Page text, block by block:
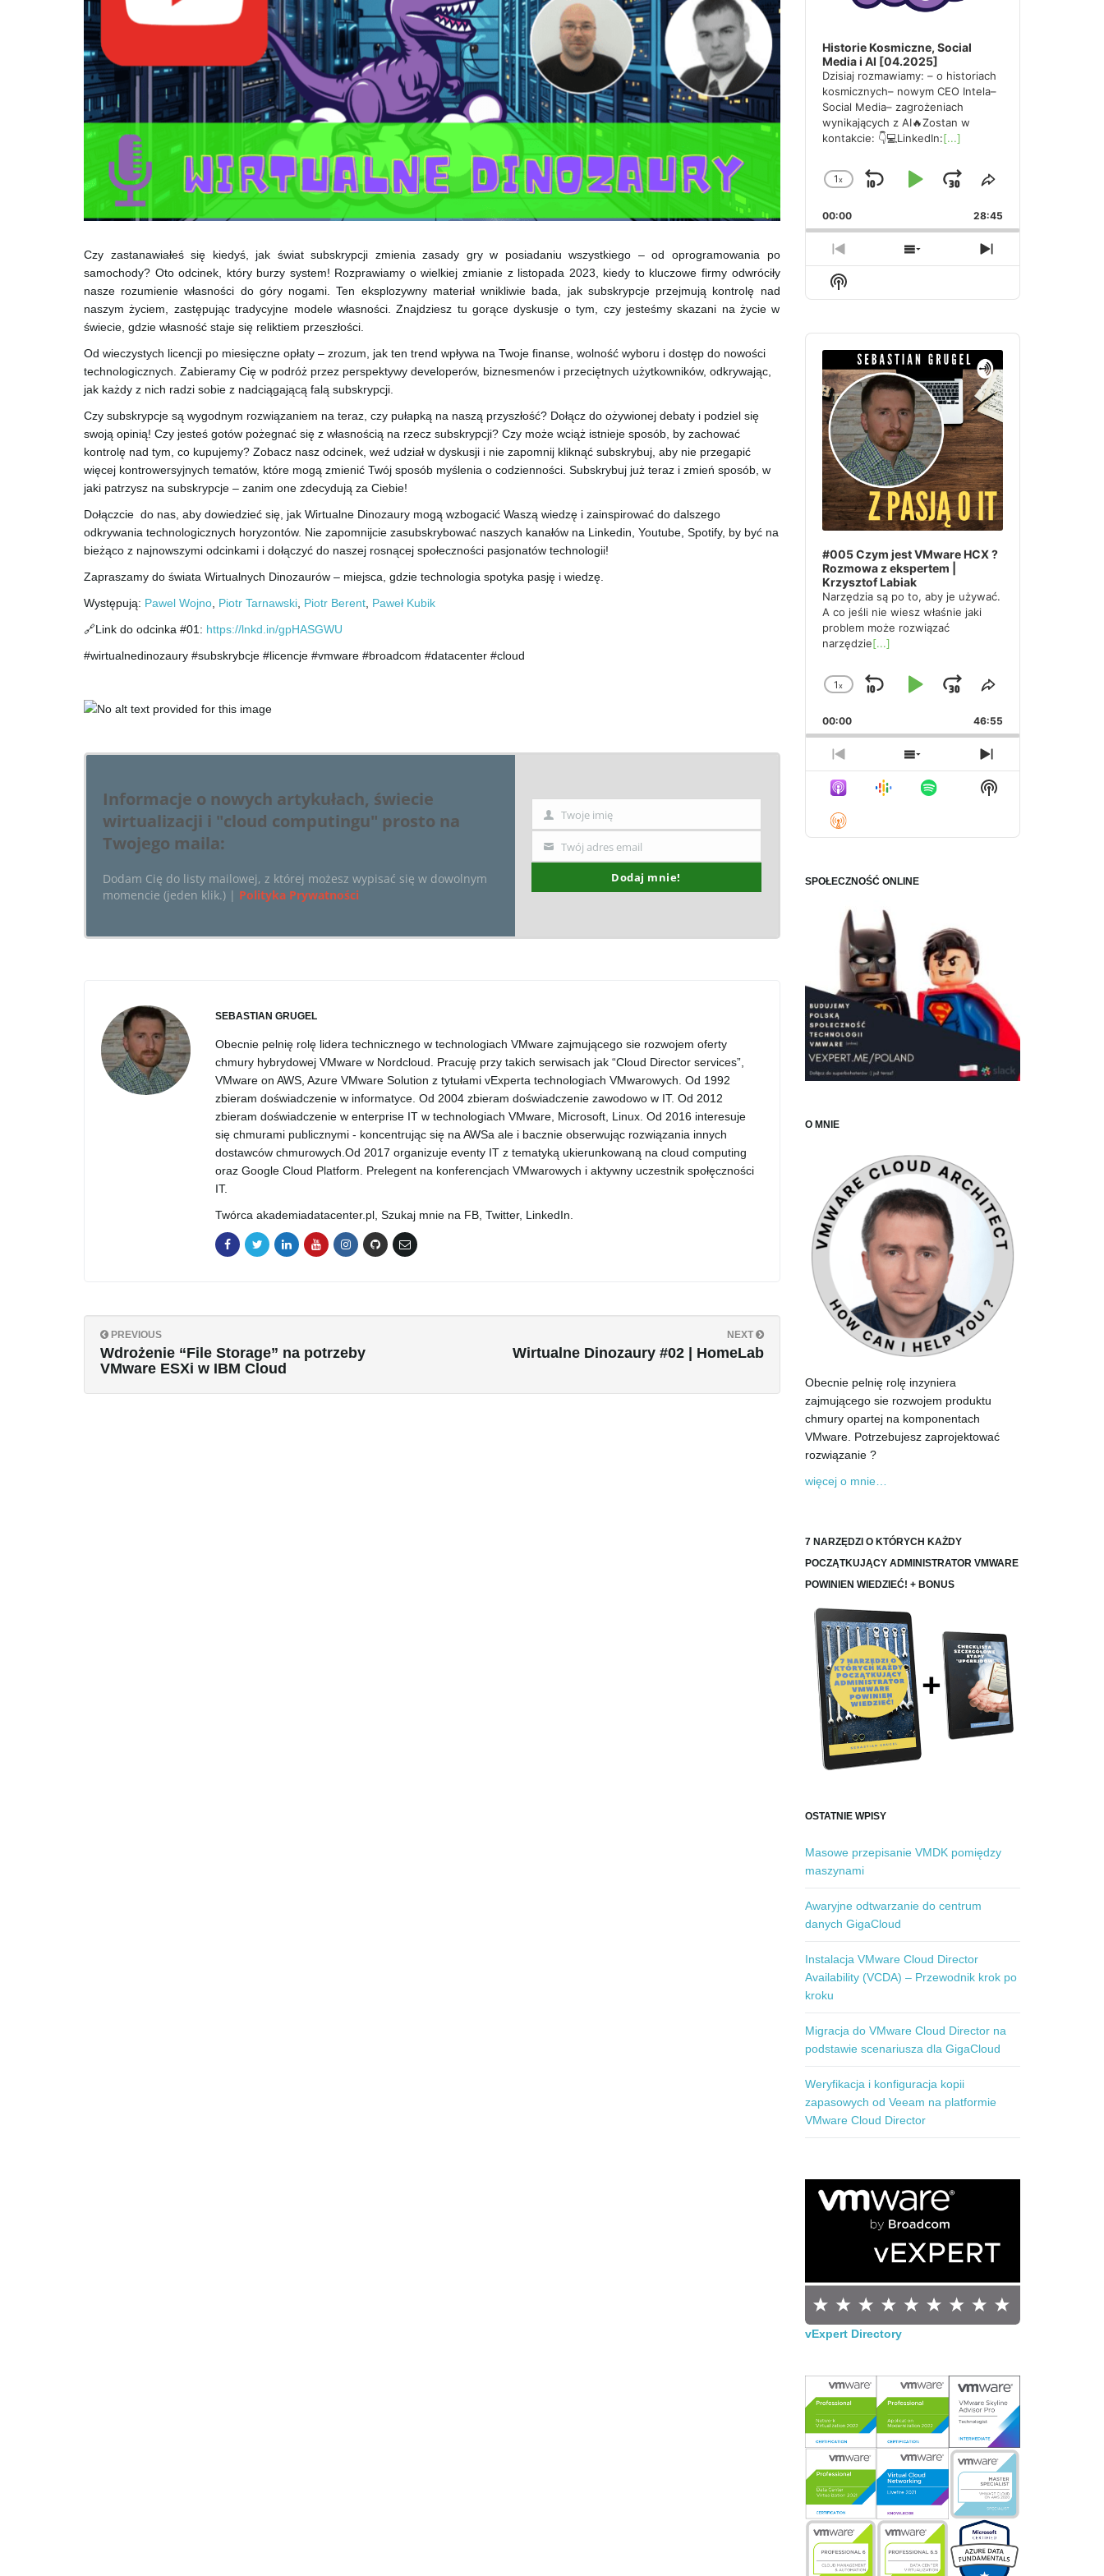
Czy zastanawiałeś się kiedyś, jak świat subskrypcji zmienia zasady gry w posiadaniu wszystkiego – od oprogramowania po
samochody? Oto odcinek, który burzy system! Rozprawiamy o wielkiej zmianie z listopada 2023, kiedy to kluczowe firmy odwróciły
nasze rozumienie własności do góry nogami. Ten eksplozywny materiał wnikliwie bada, jak subskrypcje przejmują kontrolę nad
naszym życiem, zastępując tradycyjne modele własności. Znajdziesz tu gorące dyskusje o tym, czy jesteśmy skazani na życie w
świecie, gdzie własność staje się reliktiem przeszłości.
Od wieczystych licencji po miesięczne opłaty – zrozum, jak ten trend wpływa na Twoje finanse, wolność wyboru i dostęp do nowości
technologicznych. Zabieramy Cię w podróż przez perspektywy developerów, biznesmenów i przeciętnych użytkowników, odkrywając,
jak każdy z nich radzi sobie z nadciągającą falą subskrypcji.
Czy subskrypcje są wygodnym rozwiązaniem na teraz, czy pułapką na naszą przyszłość? Dołącz do ożywionej debaty i podziel się
swoją opinią! Czy jesteś gotów pożegnać się z własnością na rzecz subskrypcji? Czy może wciąż istnieje sposób, by zachować
kontrolę nad tym, co kupujemy? Zobacz nasz odcinek, weź udział w dyskusji i nie zapomnij kliknąć subskrybuj, aby nie przegapić
więcej kontrowersyjnych tematów, które mogą zmienić Twój sposób myślenia o codzienności. Subskrybuj już teraz i zmień sposób, w
jaki patrzysz na subskrypcje – zanim one zdecydują za Ciebie!
Dołączcie do nas, aby dowiedzieć się, jak Wirtualne Dinozaury mogą wzbogacić Waszą wiedzę i zainspirować do dalszego
odkrywania technologicznych horyzontów. Nie zapomnijcie zasubskrybować naszych kanałów na Linkedin, Youtube, Spotify, by być na
bieżąco z najnowszymi odcinkami i dołączyć do naszej rosnącej społeczności pasjonatów technologii!
Zapraszamy do świata Wirtualnych Dinozaurów – miejsca, gdzie technologia spotyka pasję i wiedzę.
Występują: Pawel Wojno Piotr Tarnawski Piotr Berent Paweł Kubik
🔗Link do odcinka #01: https://lnkd.in/gpHASGWU
#wirtualnedinozaury #subskrybcje #licencje #vmware #broadcom #datacenter #cloud
Informacje o nowych artykułach, świecie
wirtualizacji i "cloud computingu" prosto na
Twojego maila:
Dodam Cię do listy mailowej, z której możesz wypisać się w dowolnym
momencie (jeden klik.) | Polityka Prywatności
Imię Twoje imię
Twój Twój adres email
Dodaj mnie!
SEBASTIAN GRUGEL
Obecnie pelnię rolę lidera technicznego w technologiach VMware zajmującego sie rozwojem oferty
chmury hybrydowej VMware w Nordcloud. Pracuję przy takich serwisach jak “Cloud Director services”,
VMware on AWS, Azure VMware Solution z tytułami vExperta technologiach VMwarowych. Od 1992
zbieram doświadczenie w informatyce. Od 2004 zbieram doświadczenie zawodowo w IT. Od 2012
zbieram doświadczenie w enterprise IT w technologiach VMware, Microsoft, Linux. Od 2016 interesuje
się chmurami publicznymi - koncentrując się na AWSa ale i bacznie obserwując rozwiązania innych
dostawców chmurowych.Od 2017 organizuje eventy IT z tematyką ukierunkowaną na cloud computing
oraz Google Cloud Platform. Prelegent na konferencjach VMwarowych i aktywny uczestnik społęczności
IT.
Twórca akademiadatacenter.pl, Szukaj mnie na FB, Twitter, LinkedIn.
PREVIOUS
Wdrożenie “File Storage” na potrzeby
VMware ESXi w IBM Cloud
NEXT
Wirtualne Dinozaury #02 | HomeLab
Historie Kosmiczne, Social
Media i AI [04.2025]
Dzisiaj rozmawiamy: – o historiach
kosmicznych– nowym CEO Intela–
Social Media– zagrożeniach
wynikających z AI🔥Zostan w
kontakcie: 👇💻LinkedIn:[...]
Change
Rate
1x
Skip
Backward
Play
Pause
Jump
Forward
Share
Episode
00:00 28:45
Previous
Episode
Show
Episodes
Next
Episode
Show
Podcast
Audio
Player
#005 Czym jest VMware HCX ?
Rozmowa z ekspertem |
Krzysztof Labiak
Narzędzia są po to, aby je używać.
A co jeśli nie wiesz właśnie jaki
problem może rozwiązać
narzędzie[...]
Change
Rate
1x
Skip
Backward
Play
Pause
Jump
Forward
Share
Episode
00:00 46:55
Previous
Episode
Show
Episodes
List
Next
Episode
Show
Podcast
SPOŁECZNOŚĆ ONLINE
O MNIE
Obecnie pelnię rolę inzyniera
zajmującego sie rozwojem produktu
chmury opartej na komponentach
VMware. Potrzebujesz zaprojektować
rozwiązanie ?
więcej o mnie…
7 NARZĘDZI O KTÓRYCH KAŻDY
POCZĄTKUJĄCY ADMINISTRATOR VMWARE
POWINIEN WIEDZIEĆ! + BONUS
OSTATNIE WPISY
Masowe przepisanie VMDK pomiędzy
maszynami
Awaryjne odtwarzanie do centrum
danych GigaCloud
Instalacja VMware Cloud Director
Availability (VCDA) – Przewodnik krok po
kroku
Migracja do VMware Cloud Director na
podstawie scenariusza dla GigaCloud
Weryfikacja i konfiguracja kopii
zapasowych od Veeam na platformie
VMware Cloud Director
vExpert Directory